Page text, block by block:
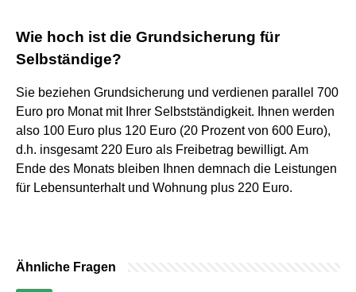
Wie hoch ist die Grundsicherung für
Selbständige?
Sie beziehen Grundsicherung und verdienen parallel 700
Euro pro Monat mit Ihrer Selbstständigkeit. Ihnen werden
also 100 Euro plus 120 Euro (20 Prozent von 600 Euro),
d.h. insgesamt 220 Euro als Freibetrag bewilligt. Am
Ende des Monats bleiben Ihnen demnach die Leistungen
für Lebensunterhalt und Wohnung plus 220 Euro.
Ähnliche Fragen